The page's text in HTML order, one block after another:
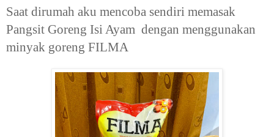
Saat dirumah aku mencoba sendiri memasak
Pangsit Goreng Isi Ayam dengan menggunakan
minyak goreng FILMA